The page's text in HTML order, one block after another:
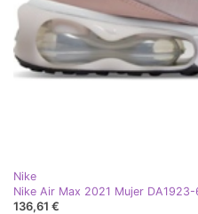
Nike
Nike Air Max 2021 Mujer
136,61 €